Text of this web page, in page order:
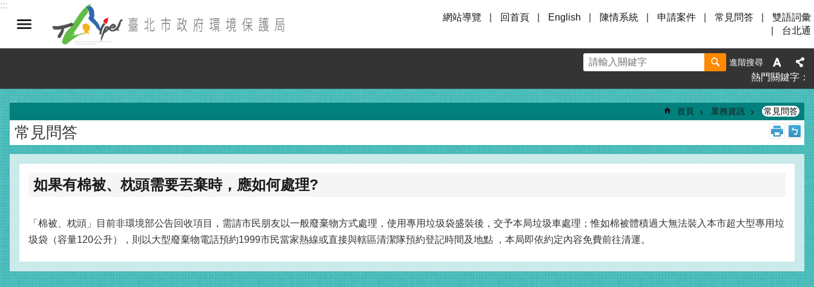
跳到主要內容區塊
:::
網站導覽
回首頁 English 陳情系統 申請案件 常見問答
雙語詞彙
台北通
進階搜尋
熱門關鍵字
:::
首頁 業務資訊 常見問答
常見問答
如果有棉被、枕頭需要丟棄時，應如何處理?
「棉被、枕頭」目前非環境部公告回收項目，需請市民朋友以一般廢棄物方式處理，使用專用垃圾袋盛裝後，交予本局垃圾車處理；惟如棉被體積過大無法裝入本市超大型專用垃
圾袋（容量120公升），則以大型廢棄物電話預約1999市民當家熱線或直接與轄區清潔隊預約登記時間及地點 ，本局即依約定內容免費前往清運。